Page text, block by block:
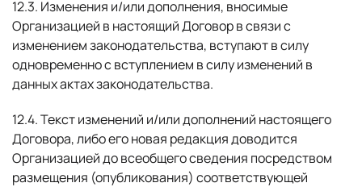
12.3. Изменения и/или дополнения, вносимые
Организацией в настоящий Договор в связи с
изменением законодательства, вступают в силу
одновременно с вступлением в силу изменений в
данных актах законодательства.
12.4. Текст изменений и/или дополнений настоящего
Договора, либо его новая редакция доводится
Организацией до всеобщего сведения посредством
размещения (опубликования) соответствующей